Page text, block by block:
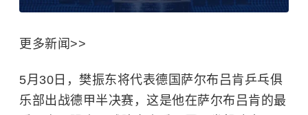
更多新闻>>
5月30日，樊振东将代表德国萨尔布吕肯乒乓俱
乐部出战德甲半决赛，这是他在萨尔布吕肯的最